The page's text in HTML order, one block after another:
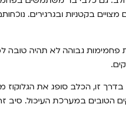
בקטניות ובגרגירים.
זו, הכלב סופג את הגלוקוז
הטובים במערכת העיכול. סיב